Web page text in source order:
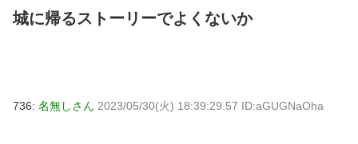
城に帰るストーリーでよくないか
736: 名無しさん 2023/05/30(火) 18:39:29.57 ID:aGUGNaOha